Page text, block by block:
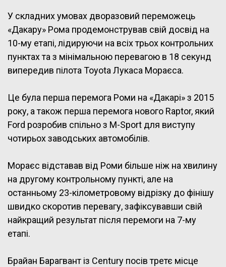
У складних умовах дворазовий переможець
«Дакару» Рома продемонстрував свій досвід на
10-му етапі, лідируючи на всіх трьох контрольних
пунктах та з мінімальною перевагою в 18 секунд
випередив пілота Toyota Лукаса Мораєса.
Це була перша перемога Роми на «Дакарі» з 2015
року, а також перша перемога нового Raptor, який
Ford розробив спільно з M-Sport для виступу
чотирьох заводських автомобілів.
Мораєс відставав від Роми більше ніж на хвилину
на другому контрольному пункті, але на
останньому 23-кілометровому відрізку до фінішу
швидко скоротив перевагу, зафіксувавши свій
найкращий результат після перемоги на 7-му
етапі.
Брайан Барагвант із Century посів третє місце